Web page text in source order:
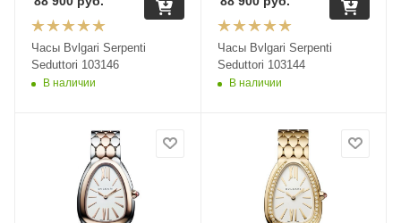
Часы Bvlgari Serpenti
Seduttori 103146
В наличии
Часы Bvlgari Serpenti
Seduttori 103144
В наличии